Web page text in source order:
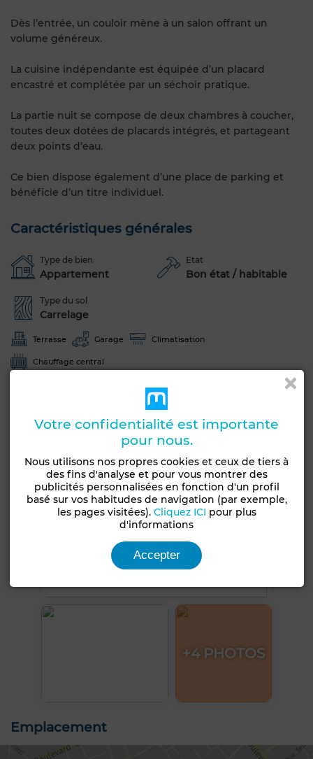
Dès l’entrée, un couloir mène à un salon offrant un
volume généreux.
La cuisine indépendante est équipée d’un placard
encastré et complétée par un séchoir pratique.
La partie nuit se compose de deux chambres à coucher,
toutes deux dotées de placards intégrés, et partageant
deux points d’eau.
Ce bien dispose également d’une place de parking et
bénéficie d’un titre individuel.
Caractéristiques générales
Type de bien
Appartement
Etat
Bon état / habitable
Type du sol
Carrelage
Terrasse Garage Climatisation
Chauffage central
+4 PHOTOS
Emplacement
Votre confidentialité est importante
pour nous.
Nous utilisons nos propres cookies et ceux de tiers à
des fins d'analyse et pour vous montrer des
publicités personnalisées en fonction d'un profil
basé sur vos habitudes de navigation (par exemple,
les pages visitées). Cliquez ICI pour plus
d'informations
Accepter